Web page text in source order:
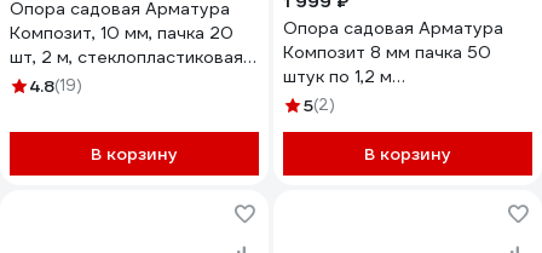
Опора садовая Арматура
Композит, 10 мм, пачка 20
шт, 2 м, стеклопластиковая
для подвязки растений,
4.8(19)
В корзину
Опора садовая Арматура
Композит 8 мм пачка 50
штук по 1,2 м
Стеклопластиковая для
4660228920915
5(2)
В корзину